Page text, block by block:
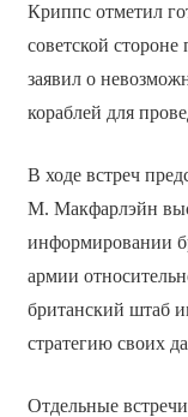
Криппс отметил
советской
заявил о
кораблей для
В ходе встреч
М. Макфарлэйн
информировании
армии
британский штаб
стратегию своих
Отдельные